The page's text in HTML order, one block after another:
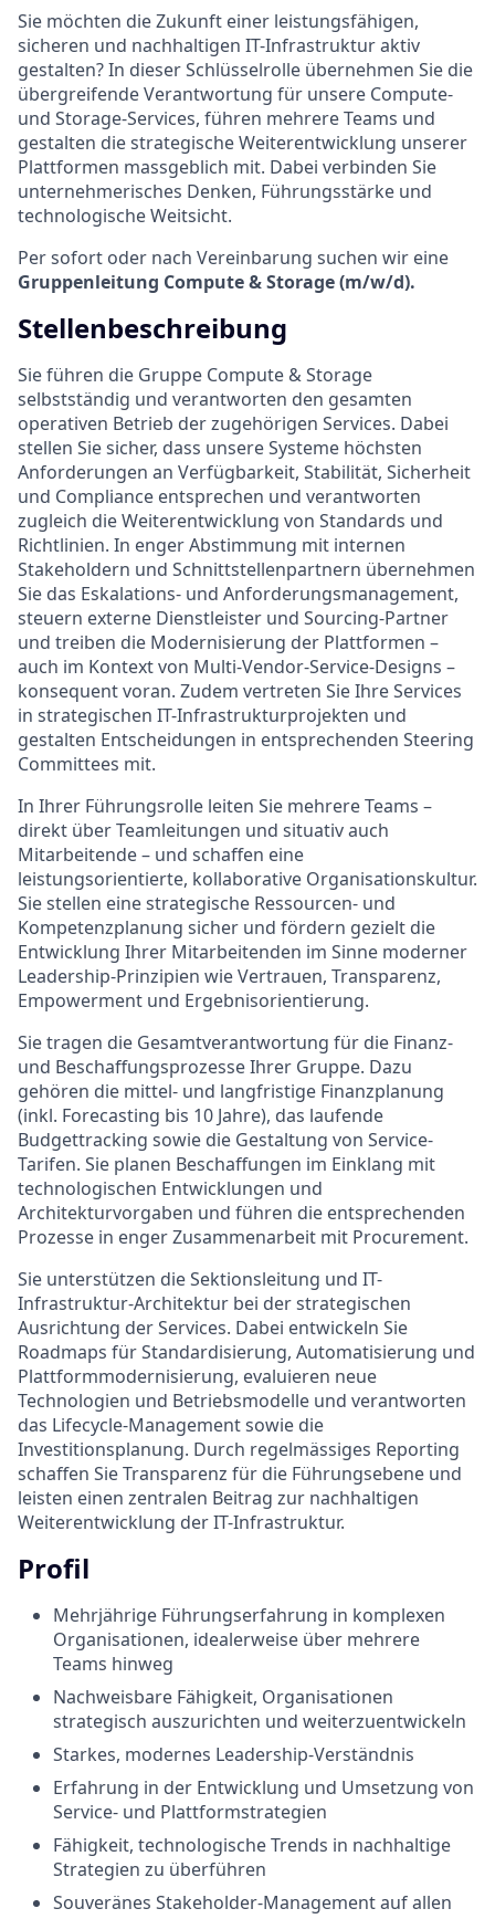
Sie möchten die Zukunft einer leistungsfähigen,
sicheren und nachhaltigen IT-Infrastruktur aktiv
gestalten? In dieser Schlüsselrolle übernehmen Sie die
übergreifende Verantwortung für unsere Compute-
und Storage-Services, führen mehrere Teams und
gestalten die strategische Weiterentwicklung unserer
Plattformen massgeblich mit. Dabei verbinden Sie
unternehmerisches Denken, Führungsstärke und
technologische Weitsicht.
Per sofort oder nach Vereinbarung suchen wir eine
Gruppenleitung Compute & Storage (m/w/d).
Stellenbeschreibung
Sie führen die Gruppe Compute & Storage
selbstständig und verantworten den gesamten
operativen Betrieb der zugehörigen Services. Dabei
stellen Sie sicher, dass unsere Systeme höchsten
Anforderungen an Verfügbarkeit, Stabilität, Sicherheit
und Compliance entsprechen und verantworten
zugleich die Weiterentwicklung von Standards und
Richtlinien. In enger Abstimmung mit internen
Stakeholdern und Schnittstellenpartnern übernehmen
Sie das Eskalations- und Anforderungsmanagement,
steuern externe Dienstleister und Sourcing-Partner
und treiben die Modernisierung der Plattformen –
auch im Kontext von Multi-Vendor-Service-Designs –
konsequent voran. Zudem vertreten Sie Ihre Services
in strategischen IT-Infrastrukturprojekten und
gestalten Entscheidungen in entsprechenden Steering
Committees mit.
In Ihrer Führungsrolle leiten Sie mehrere Teams –
direkt über Teamleitungen und situativ auch
Mitarbeitende – und schaffen eine
leistungsorientierte, kollaborative Organisationskultur.
Sie stellen eine strategische Ressourcen- und
Kompetenzplanung sicher und fördern gezielt die
Entwicklung Ihrer Mitarbeitenden im Sinne moderner
Leadership-Prinzipien wie Vertrauen, Transparenz,
Empowerment und Ergebnisorientierung.
Sie tragen die Gesamtverantwortung für die Finanz-
und Beschaffungsprozesse Ihrer Gruppe. Dazu
gehören die mittel- und langfristige Finanzplanung
(inkl. Forecasting bis 10 Jahre), das laufende
Budgettracking sowie die Gestaltung von Service-
Tarifen. Sie planen Beschaffungen im Einklang mit
technologischen Entwicklungen und
Architekturvorgaben und führen die entsprechenden
Prozesse in enger Zusammenarbeit mit Procurement.
Sie unterstützen die Sektionsleitung und IT-
Infrastruktur-Architektur bei der strategischen
Ausrichtung der Services. Dabei entwickeln Sie
Roadmaps für Standardisierung, Automatisierung und
Plattformmodernisierung, evaluieren neue
Technologien und Betriebsmodelle und verantworten
das Lifecycle-Management sowie die
Investitionsplanung. Durch regelmässiges Reporting
schaffen Sie Transparenz für die Führungsebene und
leisten einen zentralen Beitrag zur nachhaltigen
Weiterentwicklung der IT-Infrastruktur.
Profil
Mehrjährige Führungserfahrung in komplexen
Organisationen, idealerweise über mehrere
Teams hinweg
Nachweisbare Fähigkeit, Organisationen
strategisch auszurichten und weiterzuentwickeln
Starkes, modernes Leadership-Verständnis
Erfahrung in der Entwicklung und Umsetzung von
Service- und Plattformstrategien
Fähigkeit, technologische Trends in nachhaltige
Strategien zu überführen
Souveränes Stakeholder-Management auf allen